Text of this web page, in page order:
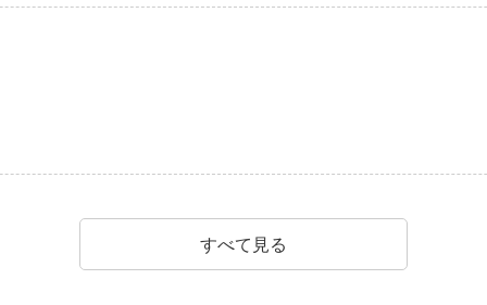
すべて見る